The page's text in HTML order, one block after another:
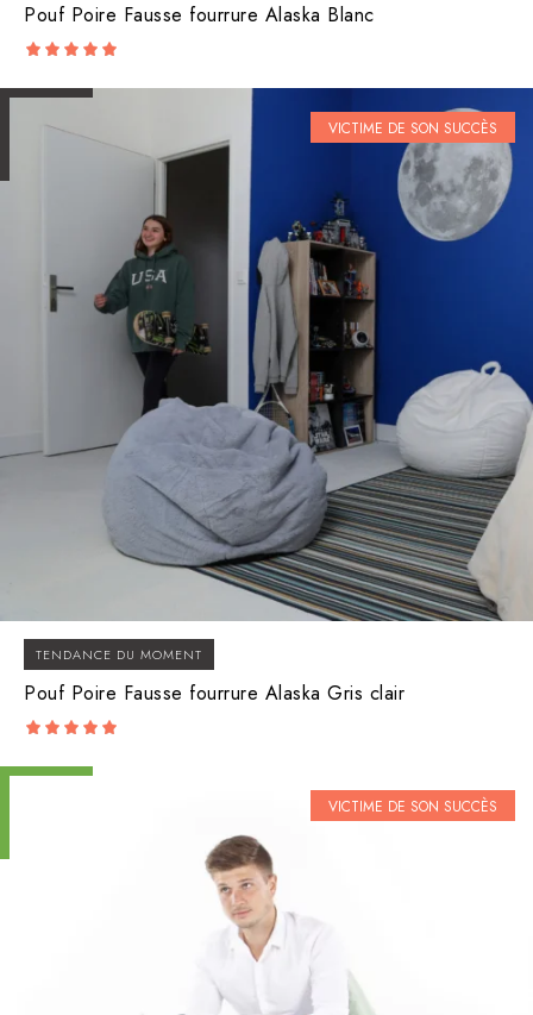
Pouf Poire Fausse fourrure Alaska Blanc
out of 5
TENDANCE DU MOMENT
Pouf Poire Fausse fourrure Alaska Gris clair
out of 5
VICTIME DE SON SUCCÈS
VICTIME DE SON SUCCÈS